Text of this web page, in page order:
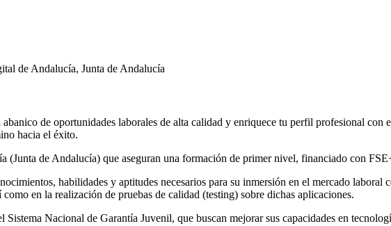
de Andalucía, Junta de Andalucía
de oportunidades laborales de alta calidad y enriquece tu perfil profesional con
hacia el éxito.
de Andalucía) que aseguran una formación de primer nivel, financiado con
habilidades y aptitudes necesarios para su inmersión en el mercado laboral
en la realización de pruebas de calidad (testing) sobre dichas aplicaciones.
Sistema Nacional de Garantía Juvenil, que buscan mejorar sus capacidades en